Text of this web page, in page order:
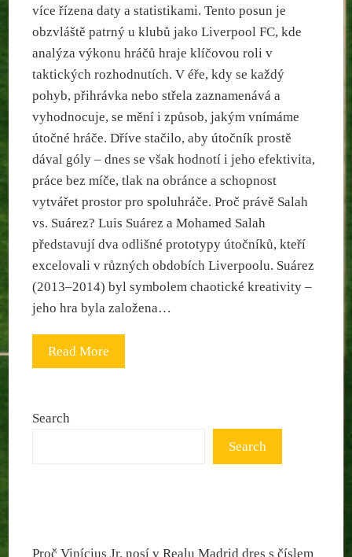
více řízena daty a statistikami. Tento posun je
obzvláště patrný u klubů jako Liverpool FC, kde
analýza výkonu hráčů hraje klíčovou roli v
taktických rozhodnutích. V éře, kdy se každý
pohyb, přihrávka nebo střela zaznamenává a
vyhodnocuje, se mění i způsob, jakým vnímáme
útočné hráče. Dříve stačilo, aby útočník prostě
dával góly – dnes se však hodnotí i jeho efektivita,
práce bez míče, tlak na obránce a schopnost
vytvářet prostor pro spoluhráče. Proč právě Salah
vs. Suárez? Luis Suárez a Mohamed Salah
představují dva odlišné prototypy útočníků, kteří
excelovali v různých obdobích Liverpoolu. Suárez
(2013–2014) byl symbolem chaotické kreativity –
jeho hra byla založena…
Read More
Search
Search
Proč Vinícius Jr. nosí v Realu Madrid dres s číslem